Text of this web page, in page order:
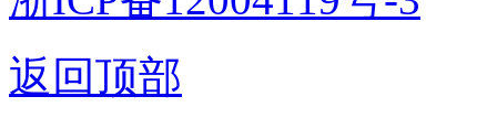
返回顶部